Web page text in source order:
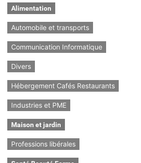
Alimentation
Automobile et transports
Communication Informatique
Divers
Hébergement Cafés Restaurants
Industries et PME
Maison et jardin
Professions libérales